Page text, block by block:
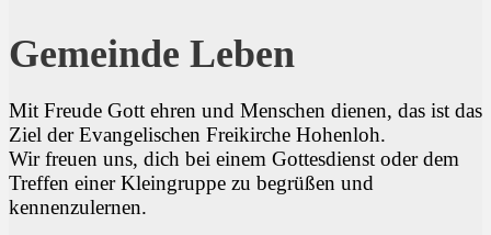
Gemeinde Leben
Mit Freude Gott ehren und Menschen dienen, das ist das
Ziel der Evangelischen Freikirche Hohenloh.
Wir freuen uns, dich bei einem Gottesdienst oder dem
Treffen einer Kleingruppe zu begrüßen und
kennenzulernen.